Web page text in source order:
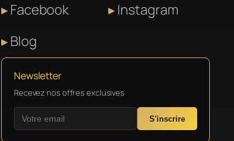
Facebook
Instagram
Blog
Newsletter
Recevez nos offres exclusives
S'inscrire